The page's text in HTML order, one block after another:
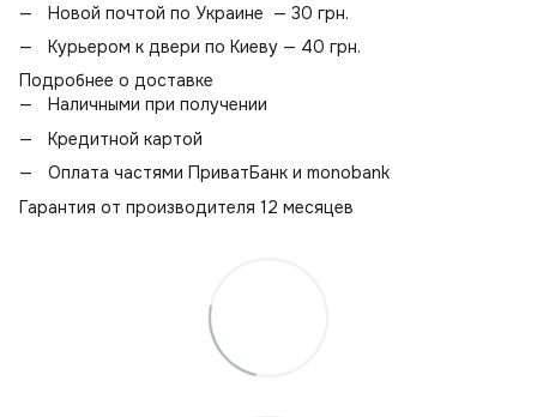
Новой почтой по Украине — 30 грн.
Курьером к двери по Киеву — 40 грн.
Подробнее о доставке
Наличными при получении
Кредитной картой
Оплата частями ПриватБанк и monobank
Гарантия от производителя 12 месяцев